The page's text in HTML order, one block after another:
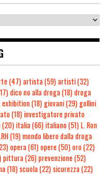
(47) artista (59) artisti(32)
dico no alla droga (18) droga
exhibition (18) giovani(29) gollini
(18) investigatore privato
(20) italia (66) italiano (51) L. Ron
(19) mondo libero dalla droga
opera (61) opere (50) oro (22)
pittura (26) prevenzione (52)
(18) scuola (22) sicurezza (22)